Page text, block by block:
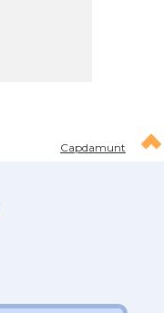
Capdamunt